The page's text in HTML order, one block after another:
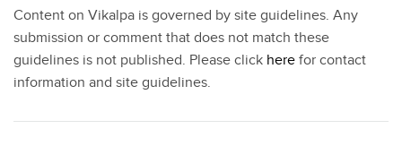
Content on Vikalpa is governed by site guidelines. Any
submission or comment that does not match these
guidelines is not published. Please click here for contact
information and site guidelines.